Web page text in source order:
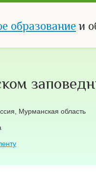
образование и
Мурманская область